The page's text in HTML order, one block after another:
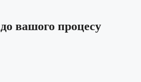
до вашого процесу